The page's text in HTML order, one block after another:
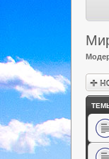
Новая